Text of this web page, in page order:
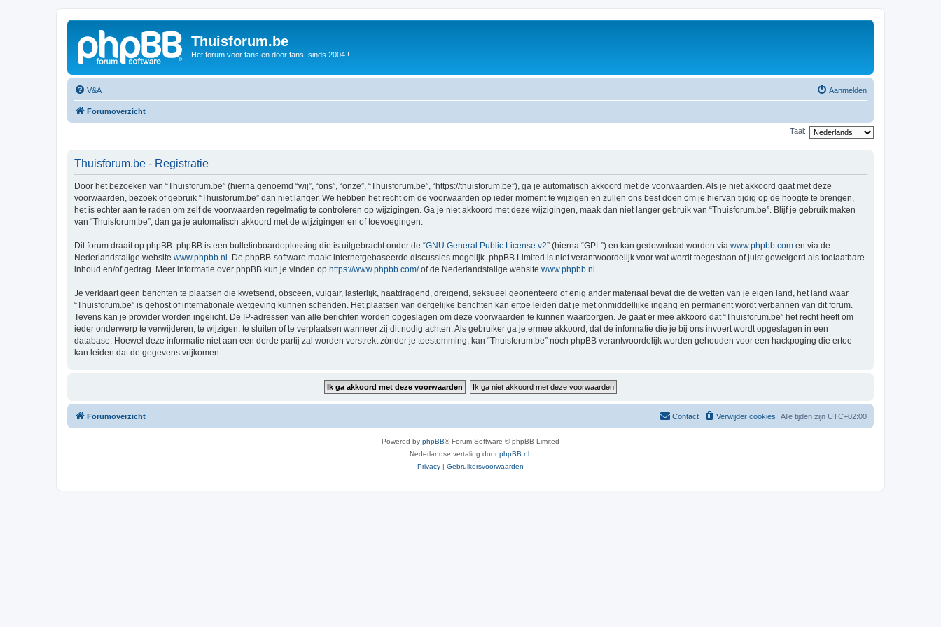
Thuisforum.be
Het forum voor fans en door fans, sinds 2004 !
V&A Aanmelden
Forumoverzicht
Taal:
Thuisforum.be - Registratie
Door het bezoeken van “Thuisforum.be” (hierna genoemd “wij”, “ons”, “onze”, “Thuisforum.be”, “https://thuisforum.be”), ga je automatisch akkoord met de voorwaarden. Als je niet akkoord gaat met deze
voorwaarden, bezoek of gebruik “Thuisforum.be” dan niet langer. We hebben het recht om de voorwaarden op ieder moment te wijzigen en zullen ons best doen om je hiervan tijdig op de hoogte te brengen,
het is echter aan te raden om zelf de voorwaarden regelmatig te controleren op wijzigingen. Ga je niet akkoord met deze wijzigingen, maak dan niet langer gebruik van “Thuisforum.be”. Blijf je gebruik maken
van “Thuisforum.be”, dan ga je automatisch akkoord met de wijzigingen en of toevoegingen.
Dit forum draait op phpBB. phpBB is een bulletinboardoplossing die is uitgebracht onder de “GNU General Public License v2” (hierna “GPL”) en kan gedownload worden via www.phpbb.com en via de
Nederlandstalige website www.phpbb.nl . De phpBB-software maakt internetgebaseerde discussies mogelijk. phpBB Limited is niet verantwoordelijk voor wat wordt toegestaan of juist geweigerd als toelaatbare
inhoud en/of gedrag. Meer informatie over phpBB kun je vinden op https://www.phpbb.com/of de Nederlandstalige website www.phpbb.nl .
Je verklaart geen berichten te plaatsen die kwetsend, obsceen, vulgair, lasterlijk, haatdragend, dreigend, seksueel georiënteerd of enig ander materiaal bevat die de wetten van je eigen land, het land waar
“Thuisforum.be” is gehost of internationale wetgeving kunnen schenden. Het plaatsen van dergelijke berichten kan ertoe leiden dat je met onmiddellijke ingang en permanent wordt verbannen van dit forum.
Tevens kan je provider worden ingelicht. De IP-adressen van alle berichten worden opgeslagen om deze voorwaarden te kunnen waarborgen. Je gaat er mee akkoord dat “Thuisforum.be” het recht heeft om
ieder onderwerp te verwijderen, te wijzigen, te sluiten of te verplaatsen wanneer zij dit nodig achten. Als gebruiker ga je ermee akkoord, dat de informatie die je bij ons invoert wordt opgeslagen in een
database. Hoewel deze informatie niet aan een derde partij zal worden verstrekt zónder je toestemming, kan “Thuisforum.be” nóch phpBB verantwoordelijk worden gehouden voor een hackpoging die ertoe
kan leiden dat de gegevens vrijkomen.
Forumoverzicht Alle tijden zijn UTC+02:00
Verwijder cookies
Contact
Powered by phpBB® Forum Software © phpBB Limited
Nederlandse vertaling doorphpBB.nl
Privacy | Gebruikersvoorwaarden